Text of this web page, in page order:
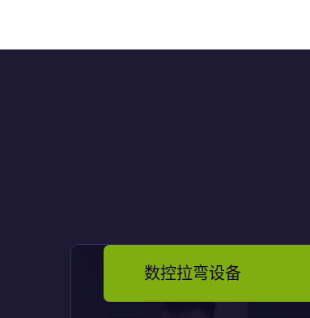
数控拉弯设备